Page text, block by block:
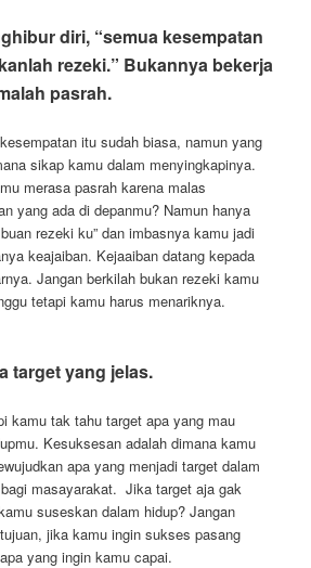
diri, “semua kesempatan
rezeki.” Bukannya bekerja
pasrah.
itu sudah biasa, namun yang
sikap kamu dalam menyingkapinya.
merasa pasrah karena malas
yang ada di depanmu? Namun hanya
rezeki ku” dan imbasnya kamu jadi
keajaiban. Kejaaiban datang kepada
Jangan berkilah bukan rezeki kamu
tetapi kamu harus menariknya.
target yang jelas.
kamu tak tahu target apa yang mau
Kesuksesan adalah dimana kamu
apa yang menjadi target dalam
masayarakat. Jika target aja gak
suseskan dalam hidup? Jangan
jika kamu ingin sukses pasang
yang ingin kamu capai.